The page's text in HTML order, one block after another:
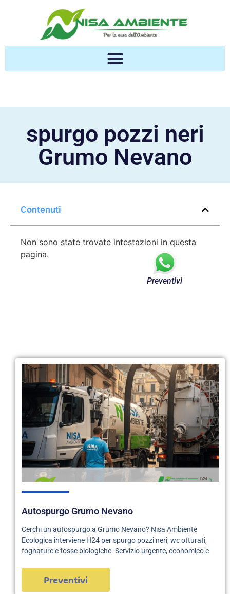
spurgo pozzi neri
Grumo Nevano
Contenuti
Non sono state trovate intestazioni in questa
pagina.
Autospurgo Grumo Nevano
Cerchi un autospurgo a Grumo Nevano? Nisa Ambiente
Ecologica interviene H24 per spurgo pozzi neri, wc otturati,
fognature e fosse biologiche. Servizio urgente, economico e
Preventivi
Preventivi